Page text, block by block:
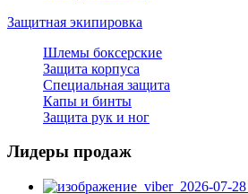
Защитная экипировка
Шлемы боксерские
Защита корпуса
Специальная защита
Капы и бинты
Защита рук и ног
Лидеры продаж